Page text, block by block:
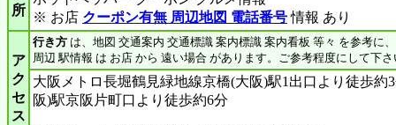
所 ※ お店 クーポン有無 周辺地図 電話番号情報 あり
ア
ク
セ
ス
行き方 は、地図 交通案内 交通標識 案内標識 案内看板 等々 を参考に
周辺 駅情報 は お店 から 遠い場合 があります。ご参考程度にして下
大阪メトロ長堀鶴見緑地線京橋(大阪)駅1出口より徒歩約
阪)駅京阪片町口より徒歩約6分